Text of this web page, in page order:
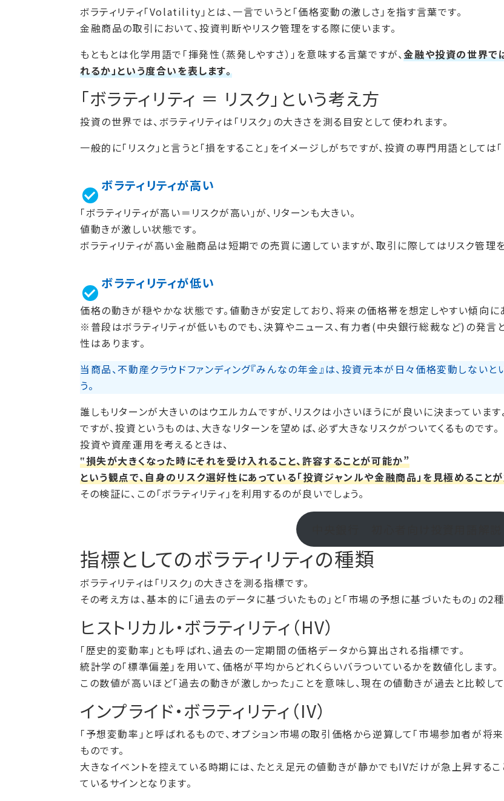
ボラティリティ「Volatility」とは、一言でいうと「価格変動の激しさ」を指す言葉です。
金融商品の取引において、投資判断やリスク管理をする際に使います。
もともとは化学用語で「揮発性（蒸発しやすさ）」を意味する言葉ですが、金融や投資の世界で
れるか」という度合いを表します。
「ボラティリティ ＝ リスク」という考え方
投資の世界では、ボラティリティは「リスク」の大きさを測る目安として使われます。
一般的に「リスク」と言うと「損をすること」をイメージしがちですが、投資の専門用語としては
ボラティリティが高い
「ボラティリティが高い＝リスクが高い」が、リターンも大きい。
値動きが激しい状態です。
ボラティリティが高い金融商品は短期での売買に適していますが、取引に際してはリスク管理
ボラティリティが低い
価格の動きが穏やかな状態です。値動きが安定しており、将来の価格帯を想定しやすい傾向に
※普段はボラティリティが低いものでも、決算やニュース、有力者(中央銀行総裁など)の発言
性はあります。
当商品、不動産クラウドファンディング『みんなの年金』は、投資元本が日々価格変動しないと
う。
誰しもリターンが大きいのはウエルカムですが、リスクは小さいほうにが良いに決まっています
ですが、投資というものは、大きなリターンを望めば、必ず大きなリスクがついてくるものです。
投資や資産運用を考えるときは、
‟損失が大きくなった時にそれを受け入れること、許容することが可能か”
という観点で、自身のリスク選好性にあっている「投資ジャンルや金融商品」を見極めることが
その検証に、この「ボラティリティ」を利用するのが良いでしょう。
指標としてのボラティリティの種類
ボラティリティは「リスク」の大きさを測る指標です。
その考え方は、基本的に「過去のデータに基づいたもの」と「市場の予想に基づいたもの」の2
ヒストリカル・ボラティリティ（HV）
「歴史的変動率」とも呼ばれ、過去の一定期間の価格データから算出される指標です。
統計学の「標準偏差」を用いて、価格が平均からどれくらいバラついているかを数値化します。
この数値が高いほど「過去の動きが激しかった」ことを意味し、現在の値動きが過去と比較し
インプライド・ボラティリティ（IV）
「予想変動率」と呼ばれるもので、オプション市場の取引価格から逆算して「市場参加者が将
ものです。
大きなイベントを控えている時期には、たとえ足元の値動きが静かでもIVだけが急上昇する
ているサインとなります。